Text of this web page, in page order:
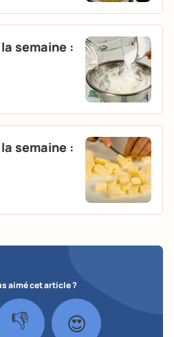
semaine :
semaine :
aimé cet article ?
👎 😍